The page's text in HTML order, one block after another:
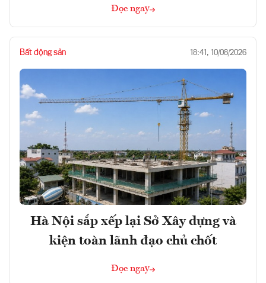
Đọc ngay
Bất động sản 18:41, 10/08/2026
Hà Nội sắp xếp lại Sở Xây dựng và
kiện toàn lãnh đạo chủ chốt
Đọc ngay